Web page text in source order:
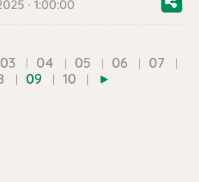
· 1:00:00
03 04 05 06
07
09 10